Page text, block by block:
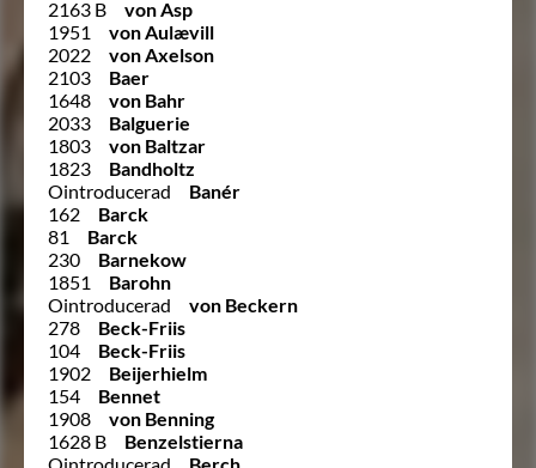
2163 B
von Asp
1951
von Aulævill
2022
von Axelson
2103
Baer
1648
von Bahr
2033
Balguerie
1803
von Baltzar
1823
Bandholtz
Ointroducerad
Banér
162
Barck
81
Barck
230
Barnekow
1851
Barohn
Ointroducerad
von Beckern
278
Beck-Friis
104
Beck-Friis
1902
Beijerhielm
154
Bennet
1908
von Benning
1628 B
Benzelstierna